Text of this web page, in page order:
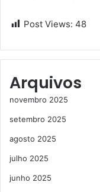
Post Views: 48
Arquivos
novembro 2025
setembro 2025
agosto 2025
julho 2025
junho 2025